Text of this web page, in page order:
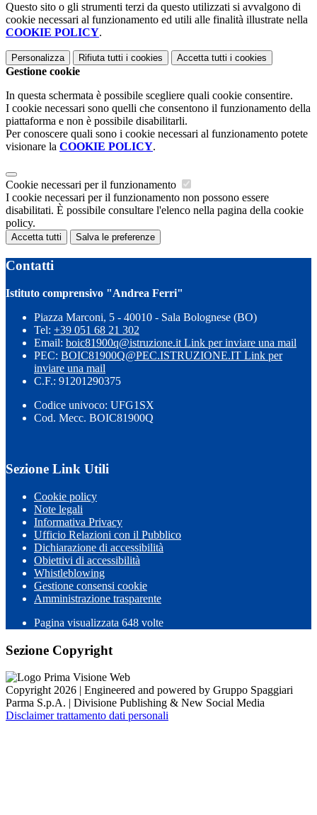
Questo sito o gli strumenti terzi da questo utilizzati si avvalgono di
cookie necessari al funzionamento ed utili alle finalità illustrate nella
COOKIE POLICY.
Personalizza Rifiuta tutti i cookies Accetta tutti i cookies
Gestione cookie
In questa schermata è possibile scegliere quali cookie consentire.
I cookie necessari sono quelli che consentono il funzionamento della
piattaforma e non è possibile disabilitarli.
Per conoscere quali sono i cookie necessari al funzionamento potete
visionare la COOKIE POLICY.
Cookie necessari per il funzionamento
I cookie necessari per il funzionamento non possono essere
disabilitati. È possibile consultare l'elenco nella pagina della cookie
policy.
Accetta tutti Salva le preferenze
Contatti
Istituto comprensivo "Andrea Ferri"
Piazza Marconi, 5 - 40010 - Sala Bolognese (BO)
Tel: +39 051 68 21 302
Email: boic81900q@istruzione.it Link per inviare una mail
PEC: BOIC81900Q@PEC.ISTRUZIONE.IT Link per
inviare una mail
C.F.: 91201290375
Codice univoco: UFG1SX
Cod. Mecc. BOIC81900Q
Sezione Link Utili
Cookie policy
Note legali
Informativa Privacy
Ufficio Relazioni con il Pubblico
Dichiarazione di accessibilità
Obiettivi di accessibilità
Whistleblowing
Gestione consensi cookie
Amministrazione trasparente
Pagina visualizzata 648 volte
Sezione Copyright
Copyright 2026 | Engineered and powered by Gruppo Spaggiari
Parma S.p.A. | Divisione Publishing & New Social Media
Disclaimer trattamento dati personali